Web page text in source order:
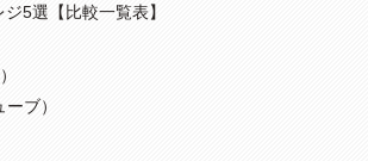
5選【比較一覧表】
ブ）